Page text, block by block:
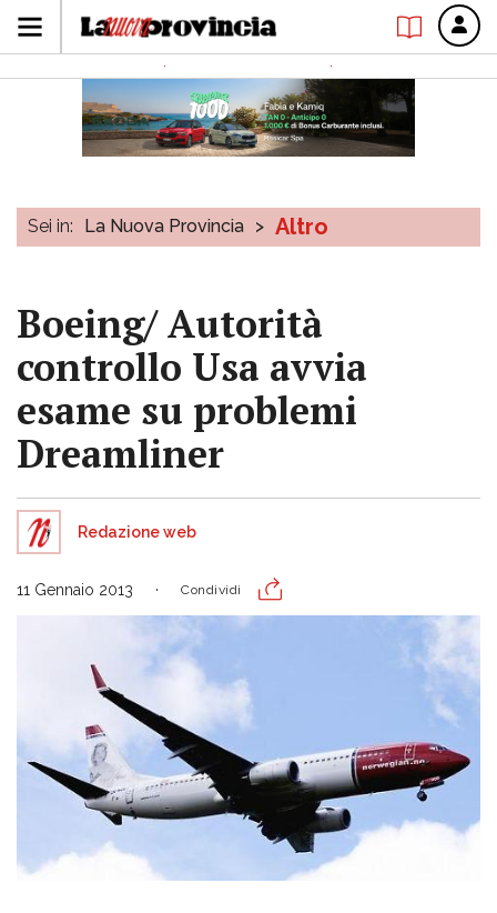
Sei in: La Nuova Provincia > Altro
Boeing/ Autorità
controllo Usa avvia
esame su problemi
Dreamliner
Redazione web
11 Gennaio 2013 Condividi